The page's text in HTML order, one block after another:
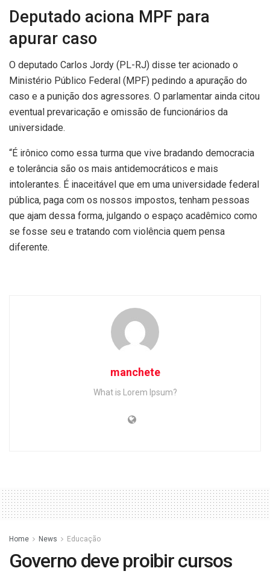
Deputado aciona MPF para
apurar caso
O deputado Carlos Jordy (PL-RJ) disse ter acionado o
Ministério Público Federal (MPF) pedindo a apuração do
caso e a punição dos agressores. O parlamentar ainda citou
eventual prevaricação e omissão de funcionários da
universidade.
“É irônico como essa turma que vive bradando democracia
e tolerância são os mais antidemocráticos e mais
intolerantes. É inaceitável que em uma universidade federal
pública, paga com os nossos impostos, tenham pessoas
que ajam dessa forma, julgando o espaço acadêmico como
se fosse seu e tratando com violência quem pensa
diferente.
manchete
What is Lorem Ipsum?
Home News Educação
Governo deve proibir cursos